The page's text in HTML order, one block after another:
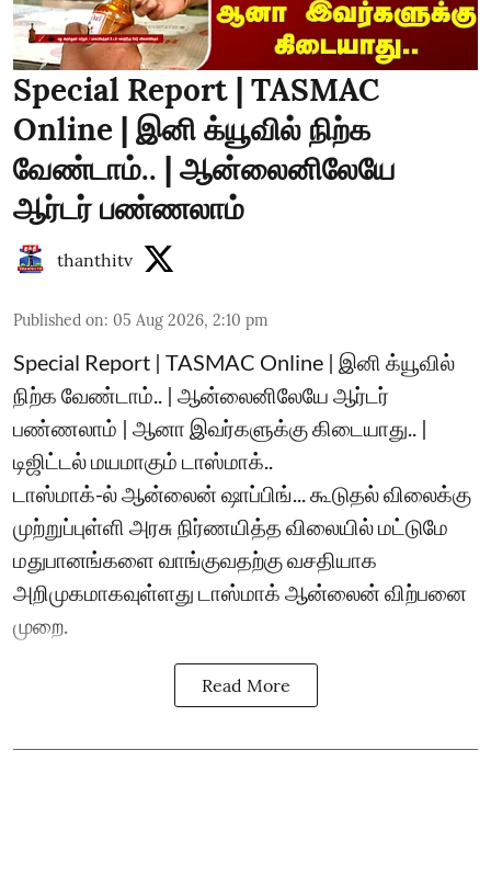
Special Report | TASMAC
Online | இனி க்யூவில் நிற்க
வேண்டாம்.. | ஆன்லைனிலேயே
ஆர்டர் பண்ணலாம்
thanthitv
Published on: 05 Aug 2026, 2:10 pm
Special Report | TASMAC Online | இனி க்யூவில்
நிற்க வேண்டாம்.. | ஆன்லைனிலேயே ஆர்டர்
பண்ணலாம் | ஆனா இவர்களுக்கு கிடையாது.. |
டிஜிட்டல் மயமாகும் டாஸ்மாக்..
டாஸ்மாக்-ல் ஆன்லைன் ஷாப்பிங்... கூடுதல் விலைக்கு
முற்றுப்புள்ளி அரசு நிர்ணயித்த விலையில் மட்டுமே
மதுபானங்களை வாங்குவதற்கு வசதியாக
அறிமுகமாகவுள்ளது டாஸ்மாக் ஆன்லைன் விற்பனை
முறை.
Read More